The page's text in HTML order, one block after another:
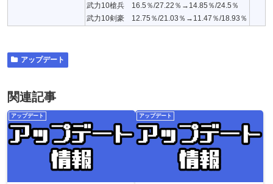
武力10槍兵 16.5％/27.22％→14.85％/24.5％
武力10剣豪 12.75％/21.03％→11.47％/18.93％
アップデート
関連記事
アップデート アップデート